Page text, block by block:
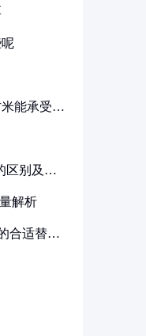
能承受多
区别及其
解析
合适替代